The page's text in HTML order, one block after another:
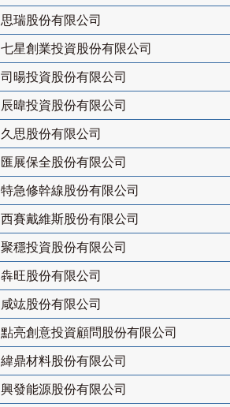
思瑞股份有限公司
七星創業投資股份有限公司
司暘投資股份有限公司
辰暐投資股份有限公司
久思股份有限公司
匯展保全股份有限公司
特急修幹線股份有限公司
西賽戴維斯股份有限公司
聚穩投資股份有限公司
犇旺股份有限公司
咸竑股份有限公司
點亮創意投資顧問股份有限公司
緯鼎材料股份有限公司
興發能源股份有限公司